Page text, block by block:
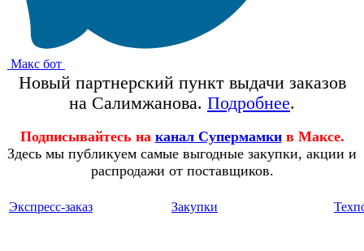
Макс бот
Новый партнерский пункт выдачи заказов
на Салимжанова. Подробнее.
Подписывайтесь на канал Супермамки в Максе.
Здесь мы публикуем самые выгодные закупки, акции и
распродажи от поставщиков.
Экспресс-заказ Закупки